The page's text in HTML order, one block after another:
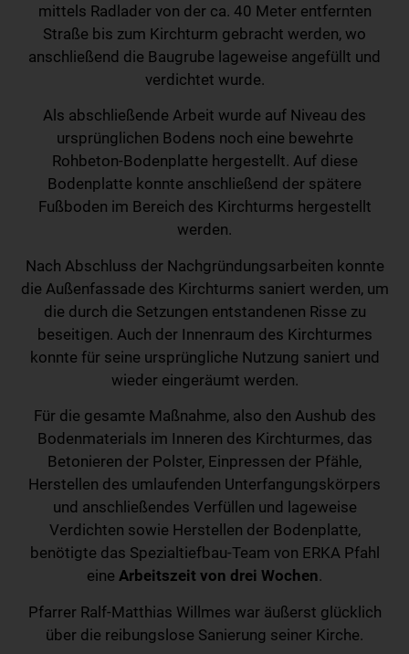
mittels Radlader von der ca. 40 Meter entfernten
Straße bis zum Kirchturm gebracht werden, wo
anschließend die Baugrube lageweise angefüllt und
verdichtet wurde.
Als abschließende Arbeit wurde auf Niveau des
ursprünglichen Bodens noch eine bewehrte
Rohbeton-Bodenplatte hergestellt. Auf diese
Bodenplatte konnte anschließend der spätere
Fußboden im Bereich des Kirchturms hergestellt
werden.
Nach Abschluss der Nachgründungsarbeiten konnte
die Außenfassade des Kirchturms saniert werden, um
die durch die Setzungen entstandenen Risse zu
beseitigen. Auch der Innenraum des Kirchturmes
konnte für seine ursprüngliche Nutzung saniert und
wieder eingeräumt werden.
Für die gesamte Maßnahme, also den Aushub des
Bodenmaterials im Inneren des Kirchturmes, das
Betonieren der Polster, Einpressen der Pfähle,
Herstellen des umlaufenden Unterfangungskörpers
und anschließendes Verfüllen und lageweise
Verdichten sowie Herstellen der Bodenplatte,
benötigte das Spezialtiefbau-Team von ERKA Pfahl
eine Arbeitszeit von drei Wochen.
Pfarrer Ralf-Matthias Willmes war äußerst glücklich
über die reibungslose Sanierung seiner Kirche.